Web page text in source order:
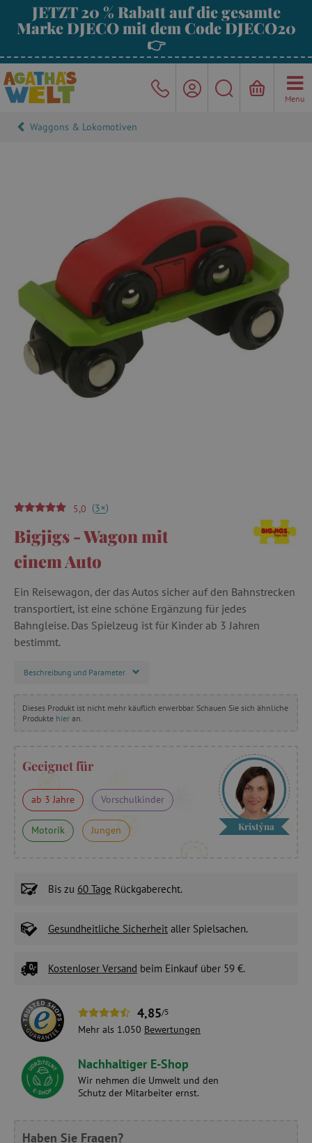
JETZT 20 % Rabatt auf die gesamte
Marke DJECO mit dem Code DJECO20
👉
Menu
Waggons & Lokomotiven
5,0 (3+)
Bigjigs - Wagon mit
einem Auto
Ein Reisewagon, der das Autos sicher auf den Bahnstrecken
transportiert, ist eine schöne Ergänzung für jedes
Bahngleise. Das Spielzeug ist für Kinder ab 3 Jahren
bestimmt.
Beschreibung und Parameter
Dieses Produkt ist nicht mehr käuflich erwerbbar. Schauen Sie sich ähnliche
Produkte hier an.
Geeignet für
ab 3 Jahre Vorschulkinder
Motorik Jungen Kristýna
Bis zu 60 Tage Rückgaberecht.
Gesundheitliche Sicherheit aller Spielsachen.
Kostenloser Versand beim Einkauf über 59 €.
4,85/5
Mehr als 1.050 Bewertungen
Nachhaltiger E-Shop
Wir nehmen die Umwelt und den
Schutz der Mitarbeiter ernst.
Haben Sie Fragen?